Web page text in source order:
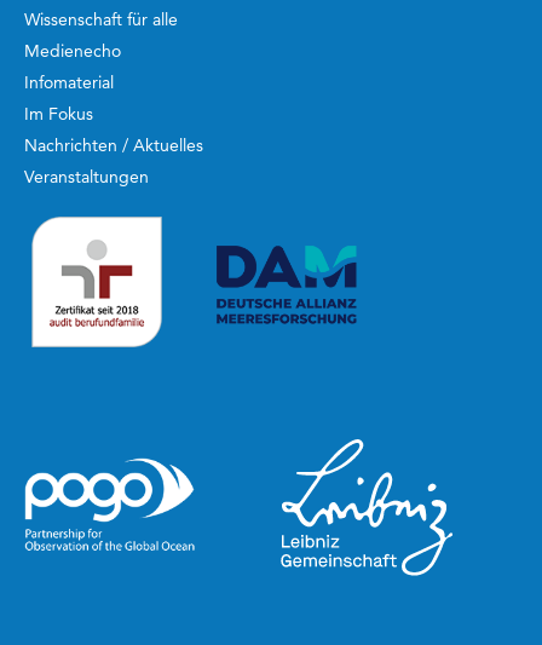
Wissenschaft für alle
Medienecho
Infomaterial
Im Fokus
Nachrichten / Aktuelles
Veranstaltungen